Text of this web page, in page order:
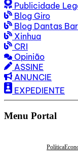
Publicidade
Blog Giro
Blog Dantas
Xinhua
CRI
Opinião
ASSINE
ANUNCIE
EXPEDIENTE
Menu Portal
Política